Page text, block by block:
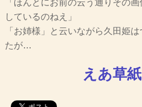
「ほんとにお前の云う通りその
しているのねえ」
「お姉様」と云いながら久田姫
たが…
えあ草